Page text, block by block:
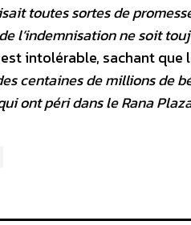
toutes sortes de
l’indemnisation ne soit
intolérable, sachant que
centaines de millions de
ont péri dans le Rana